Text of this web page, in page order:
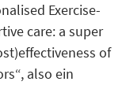
Exercise-
care: a super
of
also ein